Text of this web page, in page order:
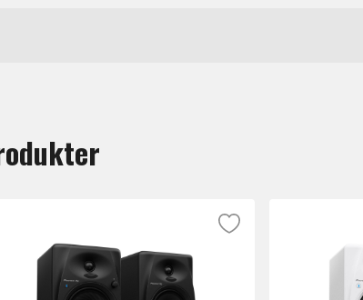
och High EQ, ger totalt 16 möjliga EQ-